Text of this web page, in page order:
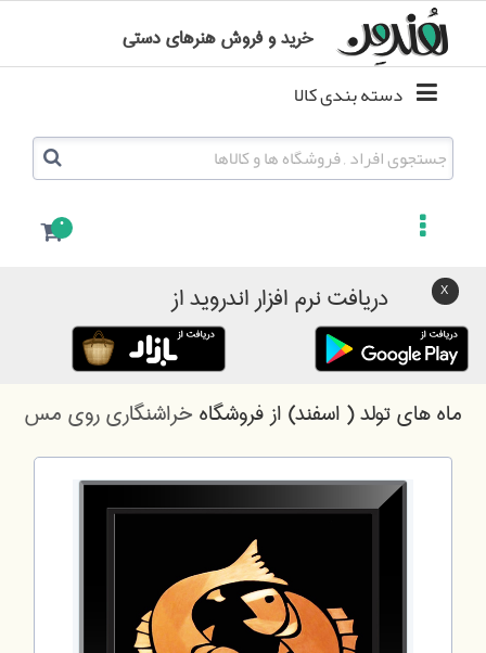
0
خرید و فروش هنرهای دستی
دریافت نرم افزار اندروید از
ماه های تولد ( اسفند) از فروشگاه خراشنگاری روی مس